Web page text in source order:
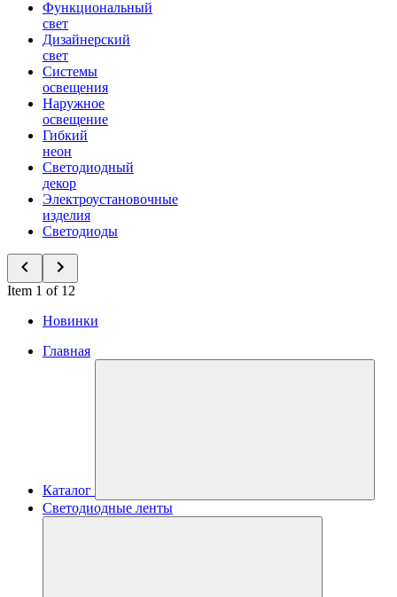
Функциональный
свет
Дизайнерский
свет
Системы
освещения
Наружное
освещение
Гибкий
неон
Светодиодный
декор
Электроустановочные
изделия
Светодиоды
Item 1 of 12
Новинки
Главная
Каталог
Светодиодные ленты